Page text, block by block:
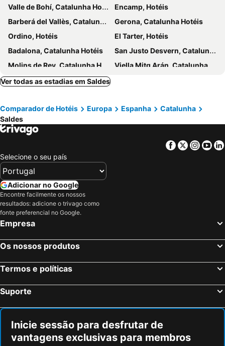
Santuari de la Mare de Déu de Montgrony
Casa de la Vall
Domaine skiable - Pyrénées 2000
Valle de Bohí, Catalunha Hotéis
Encamp, Hotéis
Barberá del Vallès, Catalunha Hotéis
Gerona, Catalunha Hotéis
Ordino, Hotéis
El Tarter, Hotéis
Badalona, Catalunha Hotéis
San Justo Desvern, Catalunha Hotéis
Molins de Rey, Catalunha Hotéis
Viella Mitg Arán, Catalunha Hotéis
Sabadell, Catalunha Hotéis
Seo de Urgel, Catalunha Hotéis
Mataró, Catalunha Hotéis
Mollet del Vallès, Catalunha Hotéis
Baqueira, Catalunha Hotéis
Talamanca, Ilhas Baleares Hotéis
Barcelona, Catalunha Hotéis
Salou, Catalunha Hotéis
Cambrils, Catalunha Hotéis
Calella, Catalunha Hotéis
Vilaseca, Catalunha Hotéis
La Pineda de Salou, Catalunha Hotéis
Madrid, Madrid Hotéis
Sevilha, Andaluzia Hotéis
Vigo, Galiza Hotéis
Isla Canela, Andaluzia Hotéis
Ver todas as estadias em Saldes
Comparador de Hotéis Europa Espanha
Catalunha
Saldes
Facebook
Twitter
Selecione o seu país
Adicionar no Google
Encontre facilmente os nossos
resultados: adicione o trivago como
fonte preferencial no Google.
Empresa
Os nossos produtos
Termos e políticas
Suporte
Inicie sessão para desfrutar de
vantagens exclusivas para membros